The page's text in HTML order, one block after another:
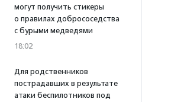
могут получить стикеры
о правилах добрососедства
с бурыми медведями
18:02
Для родственников
пострадавших в результате
атаки беспилотников под